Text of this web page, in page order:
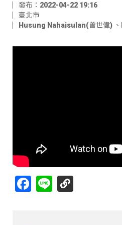
發布：2022-04-22 19:16
臺北市
Husung Nahaisulan(曾世偉) 、
Facebook
Line